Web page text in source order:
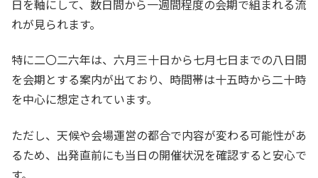
日を軸にして、数日間から一週間程度の会期で組まれる流
れが見られます。
特に二〇二六年は、六月三十日から七月七日までの八日間
を会期とする案内が出ており、時間帯は十五時から二十時
を中心に想定されています。
ただし、天候や会場運営の都合で内容が変わる可能性があ
るため、出発直前にも当日の開催状況を確認すると安心で
す。